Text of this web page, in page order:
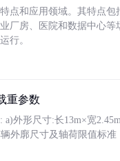
点和应用领域。其特点
厂房、医院和数据中心
行。
重参数
外形尺寸:长13m×宽
外廓尺寸及轴荷限值标准